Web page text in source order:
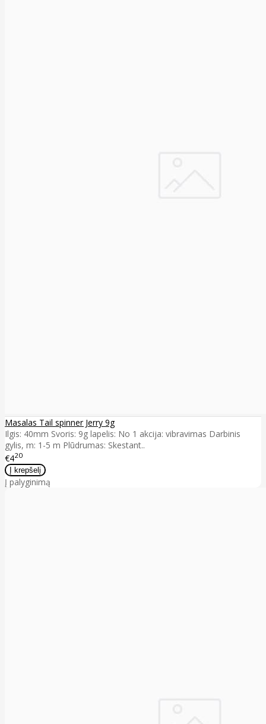
Masalas Tail spinner Jerry 9g
Ilgis: 40mm Svoris: 9g lapelis: No 1 akcija: vibravimas Darbinis
gylis, m: 1-5 m Plūdrumas: Skestant..
€420
Į palyginimą